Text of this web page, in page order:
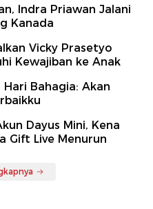
Indra Priawan Jalani
Kanada
Vicky Prasetyo
Kewajiban ke Anak
Bahagia: Akan
Dayus Mini, Kena
Gift Live Menurun